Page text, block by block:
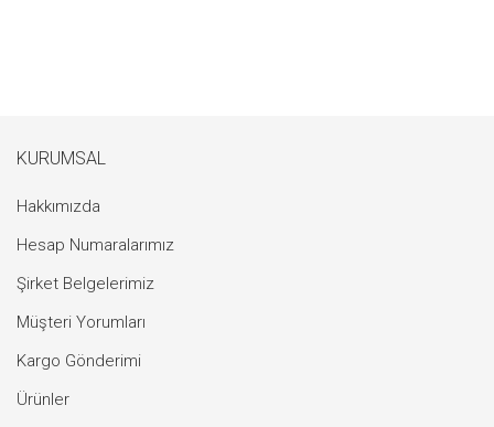
KURUMSAL
Hakkımızda
Hesap Numaralarımız
Şirket Belgelerimiz
Müşteri Yorumları
Kargo Gönderimi
Ürünler